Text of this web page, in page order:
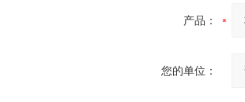
产品：
您的单位：